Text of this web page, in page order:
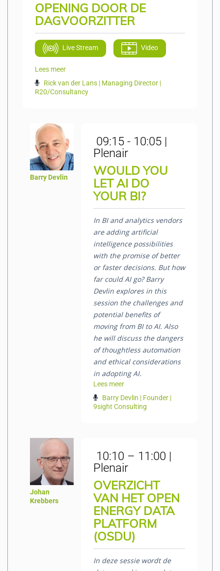
OPENING DOOR DE
DAGVOORZITTER
Live Stream Video
Lees meer
Rick van der Lans | Managing Director |
R20/Consultancy
Barry Devlin
09:15 - 10:05 |
Plenair
WOULD YOU
LET AI DO
YOUR BI?
In BI and analytics vendors
are adding artificial
intelligence possibilities
with the promise of better
or faster decisions. But how
far could AI go? Barry
Devlin explores in this
session the challenges and
potential benefits of
moving from BI to AI. Also
he will discuss the dangers
of thoughtless automation
and ethical considerations
in adopting AI.
Lees meer
Barry Devlin | Founder |
9sight Consulting
Johan
Krebbers
10:10 – 11:00 |
Plenair
OVERZICHT
VAN HET OPEN
ENERGY DATA
PLATFORM
(OSDU)
In deze sessie wordt de